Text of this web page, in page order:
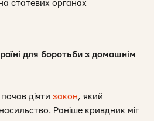
статевих органах
для боротьби з домашнім
діяти закон, який
Раніше кривдник міг